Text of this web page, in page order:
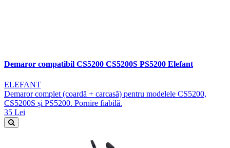
Demaror compatibil CS5200 CS5200S PS5200 Elefant
ELEFANT
Demaror complet (coardă + carcasă) pentru modelele CS5200,
CS5200S și PS5200. Pornire fiabilă.
35 Lei